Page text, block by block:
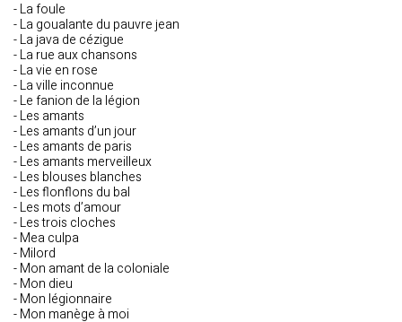
- La foule
- La goualante du pauvre jean
- La java de cézigue
- La rue aux chansons
- La vie en rose
- La ville inconnue
- Le fanion de la légion
- Les amants
- Les amants d’un jour
- Les amants de paris
- Les amants merveilleux
- Les blouses blanches
- Les flonflons du bal
- Les mots d’amour
- Les trois cloches
- Mea culpa
- Milord
- Mon amant de la coloniale
- Mon dieu
- Mon légionnaire
- Mon manège à moi